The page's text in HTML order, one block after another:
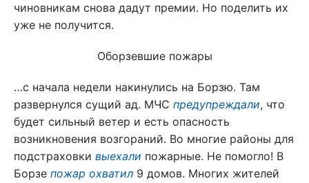
чиновникам снова дадут премии. Но поделить их
уже не получится.
Оборзевшие пожары
…с начала недели накинулись на Борзю. Там
развернулся сущий ад. МЧС предупреждали, что
будет сильный ветер и есть опасность
возникновения возгораний. Во многие районы для
подстраховки выехали пожарные. Не помогло! В
Борзе пожар охватил 9 домов. Многих жителей